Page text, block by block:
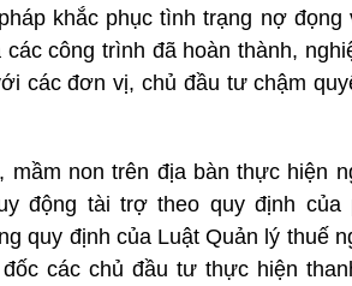
khắc phục tình trạng nợ
công trình đã hoàn thành,
các đơn vị, chủ đầu tư chậm
non trên địa bàn thực hiện
động tài trợ theo quy định của
quy định của Luật Quản lý thuế
các chủ đầu tư thực hiện